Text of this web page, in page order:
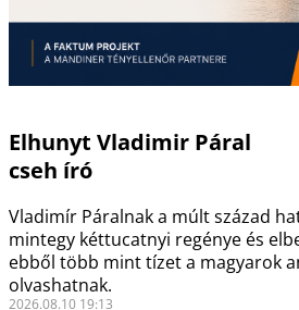
Elhunyt Vladimir Páral
cseh író
Vladimír Páralnak a múlt század
mintegy kéttucatnyi regénye és
ebből több mint tízet a magyarok
olvashatnak.
2026.08.10 19:13